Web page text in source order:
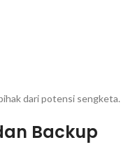
dari potensi sengketa.
Backup